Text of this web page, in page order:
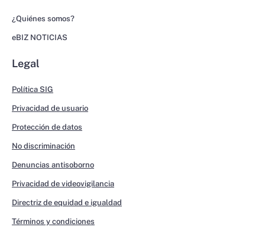
¿Quiénes somos?
eBIZ NOTICIAS
Legal
Política SIG
Privacidad de usuario
Protección de datos
No discriminación
Denuncias antisoborno
Privacidad de videovigilancia
Directriz de equidad e igualdad
Términos y condiciones